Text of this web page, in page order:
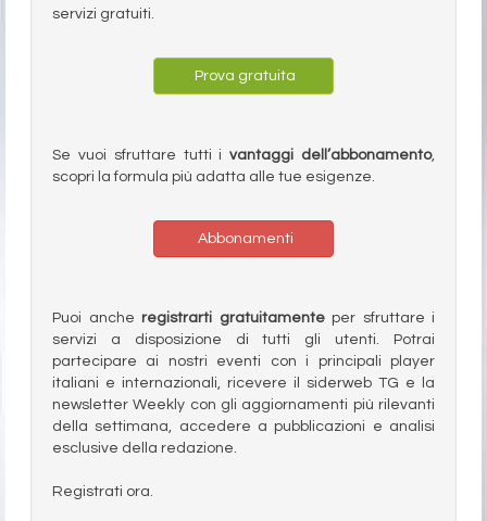
servizi gratuiti.
Prova gratuita
Se vuoi sfruttare tutti ivantaggi dell’abbonamento,
scopri la formula più adatta alle tue esigenze.
Abbonamenti
Puoi anche registrarti gratuitamenteper sfruttare i
servizi a disposizione di tutti gli utenti. Potrai
partecipare ai nostri eventi con i principali player
italiani e internazionali, ricevere il siderweb TG e la
newsletter Weekly con gli aggiornamenti più rilevanti
della settimana, accedere a pubblicazioni e analisi
esclusive della redazione.
Registrati ora.